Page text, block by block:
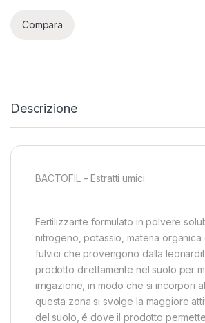
Compara
Descrizione
BACTOFIL – Estratti umici
Fertilizzante formulato in polvere
nitrogeno, potassio, materia organica
fulvici che provengono dalla
prodotto direttamente nel suolo per
irrigazione, in modo che si incorpori
questa zona si svolge la maggiore
del suolo, é dove il prodotto